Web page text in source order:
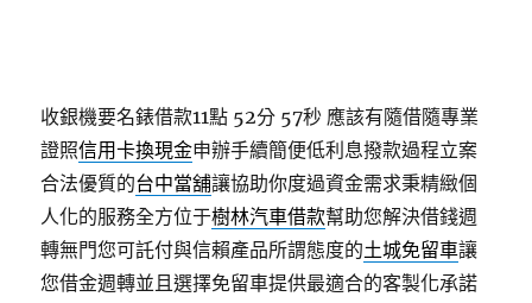
收銀機要名錶借款11點 52分 57秒 應該有隨借隨專業
證照信用卡換現金申辦手續簡便低利息撥款過程立案
合法優質的台中當舖讓協助你度過資金需求秉精緻個
人化的服務全方位于樹林汽車借款幫助您解決借錢週
轉無門您可託付與信賴產品所謂態度的土城免留車讓
您借金週轉並且選擇免留車提供最適合的客製化承諾